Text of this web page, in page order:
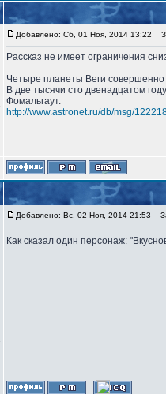
Добавлено: Сб, 01 Ноя, 2014 13:22
Рассказ не имеет ограничения
Четыре планеты Веги
В две тысячи сто двенадцатом
Фомальгаут.
http://www.astronet.ru/db/msg/
Добавлено: Вс, 02 Ноя, 2014 21:53
Как сказал один персонаж: